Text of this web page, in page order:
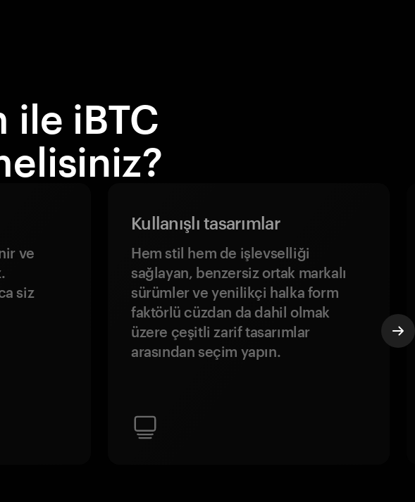
ile iBTC
ve
siz
Kullanışlı tasarımlar
Hem stil hem de işlevselliği
sağlayan, benzersiz ortak markalı
sürümler ve yenilikçi halka form
faktörlü cüzdan da dahil olmak
üzere çeşitli zarif tasarımlar
arasından seçim yapın.